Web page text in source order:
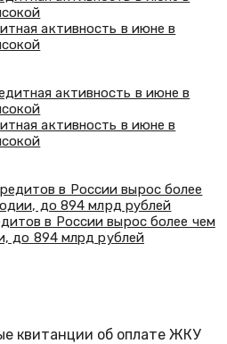
активность в июне в
активность в июне в
в России вырос более чем
до 894 млрд рублей
квитанции об оплате ЖКУ